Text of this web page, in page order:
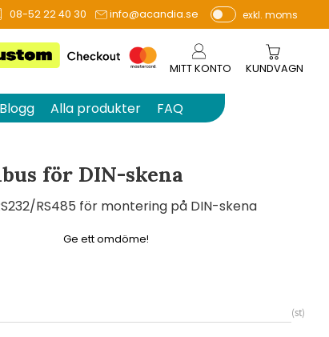
08-52 22 40 30 info@acandia.se
P
e
r
vi
exkl. moms
MITT KONTO KUNDVAGN
Blogg Alla produkter FAQ
för DIN-skena
RS485 för montering på DIN-skena
st
Ge ett omdöme!